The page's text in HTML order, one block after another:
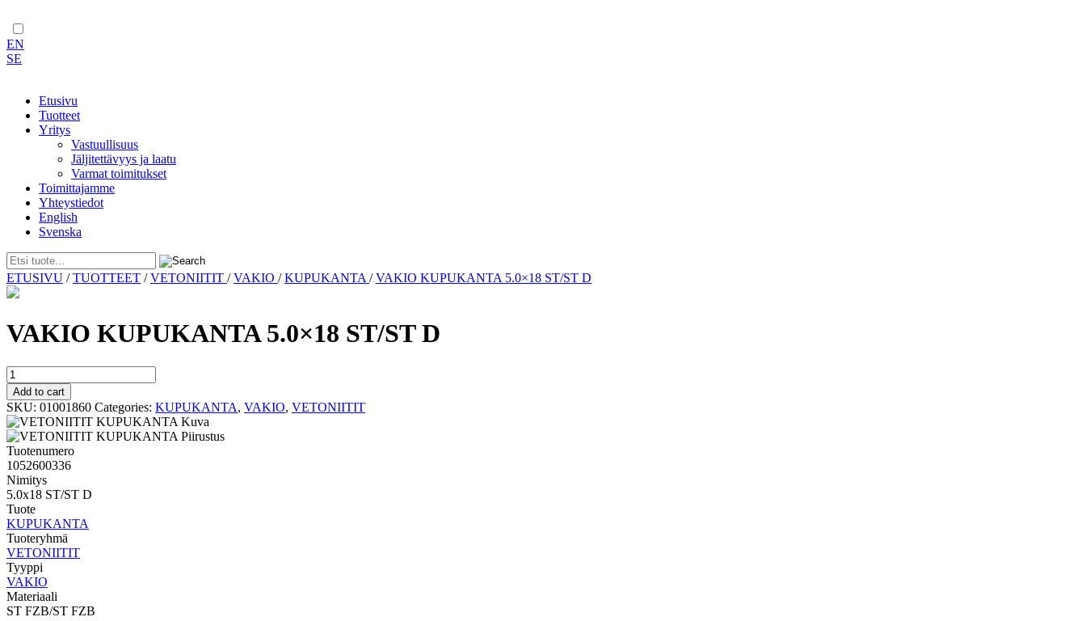
EN
SE
Etusivu
Tuotteet
Yritys
Vastuullisuus
Jäljitettävyys ja laatu
Varmat toimitukset
Toimittajamme
Yhteystiedot
English
Svenska
Skip
to
ETUSIVU /TUOTTEET /VETONIITIT /VAKIO /KUPUKANTA /VAKIO KUPUKANTA 5.0×18 ST/ST D
VAKIO KUPUKANTA 5.0×18 ST/ST D
VAKIO
KUPUKANTA
5.0x18
ST/ST
D
quantity
Add to cart
SKU: 01001860 Categories: KUPUKANTA, VAKIO, VETONIITIT
Tuotenumero
1052600336
Nimitys
5.0x18 ST/ST D
Tuote
KUPUKANTA
Tuoteryhmä
VETONIITIT
Tyyppi
VAKIO
Materiaali
ST FZB/ST FZB